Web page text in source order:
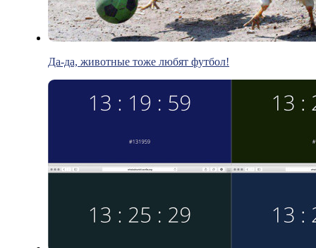
Да-да, животные тоже любят футбол!